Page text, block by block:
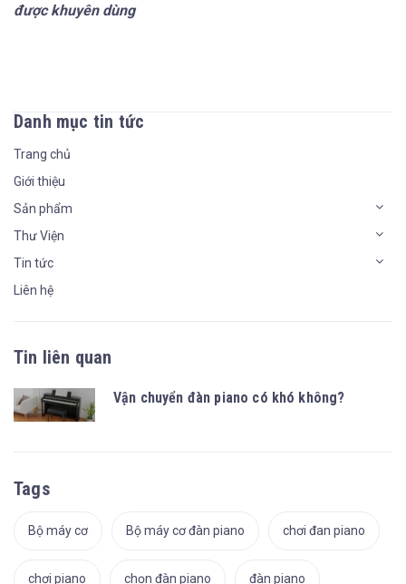
được khuyên dùng
Danh mục tin tức
Trang chủ
Giới thiệu
Sản phẩm
Thư Viện
Tin tức
Liên hệ
Tin liên quan
Vận chuyển đàn piano có khó không?
Tags
Bộ máy cơ Bộ máy cơ đàn piano chơi đan piano
chơi piano chọn đàn piano đàn piano